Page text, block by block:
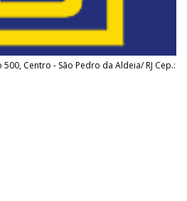
Centro - São Pedro da Aldeia/ RJ Cep.: